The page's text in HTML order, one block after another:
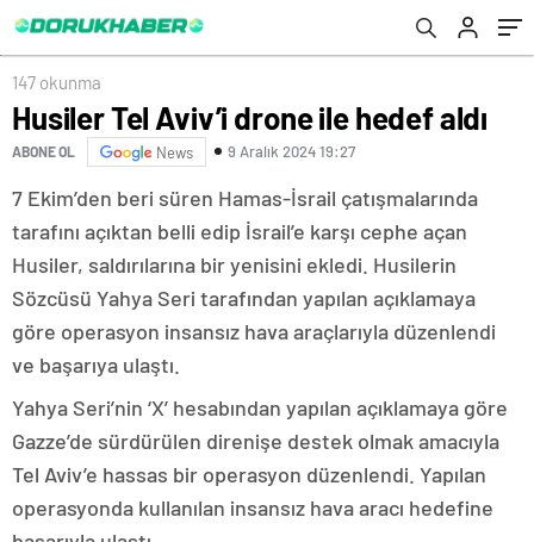
147 okunma
Husiler Tel Aviv’i drone ile hedef aldı
ABONE OL News 9 Aralık 2024 19:27
7 Ekim’den beri süren Hamas-İsrail çatışmalarında
tarafını açıktan belli edip İsrail’e karşı cephe açan
Husiler, saldırılarına bir yenisini ekledi. Husilerin
Sözcüsü Yahya Seri tarafından yapılan açıklamaya
göre operasyon insansız hava araçlarıyla düzenlendi
ve başarıya ulaştı.
Yahya Seri’nin ‘X’ hesabından yapılan açıklamaya göre
Gazze’de sürdürülen direnişe destek olmak amacıyla
Tel Aviv’e hassas bir operasyon düzenlendi. Yapılan
operasyonda kullanılan insansız hava aracı hedefine